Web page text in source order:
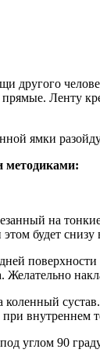
другого
Ленту
ямки
методиками:
на
будет снизу
внутреннем
углом 90